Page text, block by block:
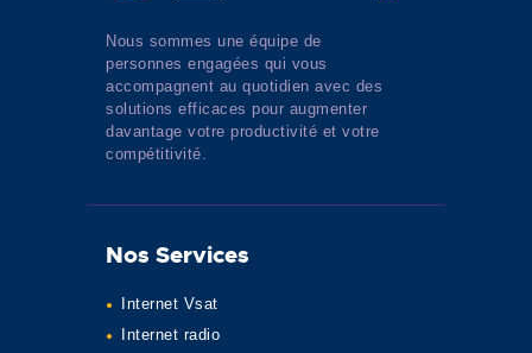
Nous sommes une équipe de
personnes engagées qui vous
accompagnent au quotidien avec des
solutions efficaces pour augmenter
davantage votre productivité et votre
compétitivité.
Nos Services
Internet Vsat
Internet radio